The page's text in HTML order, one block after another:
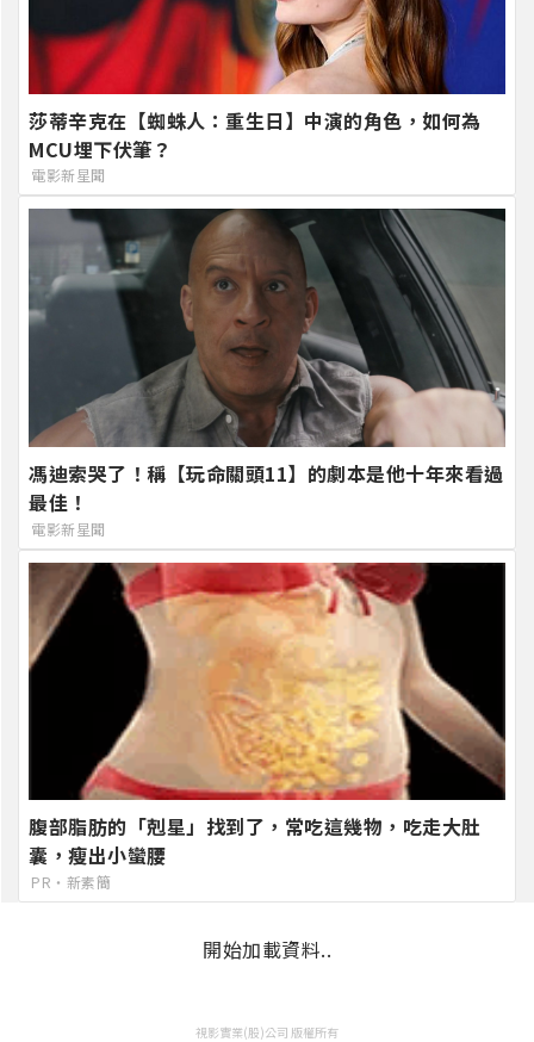
莎蒂辛克在【蜘蛛人：重生日】中演的角色，如何為
MCU埋下伏筆？
電影新星聞
馮迪索哭了！稱【玩命關頭11】的劇本是他十年來看過
最佳！
電影新星聞
腹部脂肪的「剋星」找到了，常吃這幾物，吃走大肚
囊，瘦出小蠻腰
PR・新素簡
開始加載資料..
視影實業(股)公司 版權所有